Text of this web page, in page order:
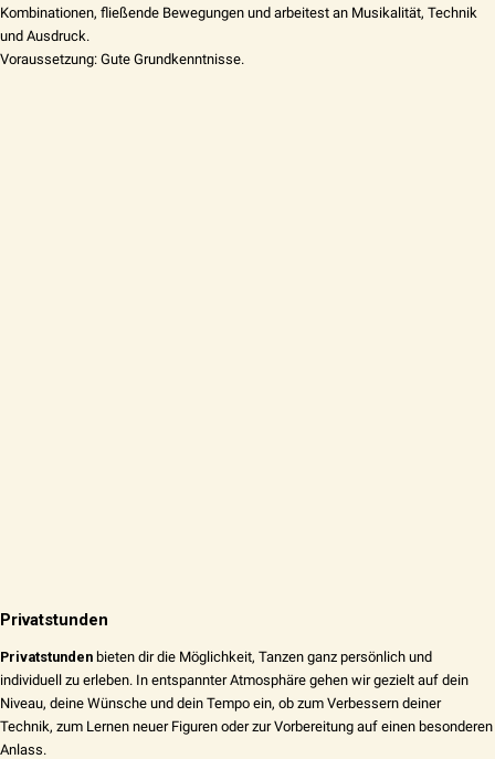
Kombinationen, fließende Bewegungen und arbeitest an Musikalität, Technik
und Ausdruck.
Voraussetzung: Gute Grundkenntnisse.
Privatstunden
Privatstunden bieten dir die Möglichkeit, Tanzen ganz persönlich und
individuell zu erleben. In entspannter Atmosphäre gehen wir gezielt auf dein
Niveau, deine Wünsche und dein Tempo ein, ob zum Verbessern deiner
Technik, zum Lernen neuer Figuren oder zur Vorbereitung auf einen besonderen
Anlass.